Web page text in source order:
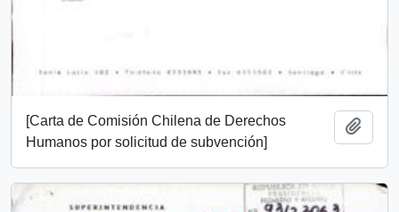
[Carta de Comisión Chilena de Derechos
Humanos por solicitud de subvención]